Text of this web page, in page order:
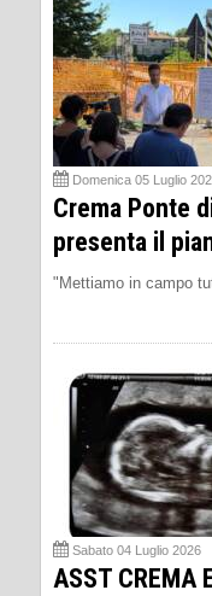
Domenica 05 Luglio
Crema Ponte
presenta il
"Mettiamo in campo
Sabato 04 Luglio 2026
ASST CREMA